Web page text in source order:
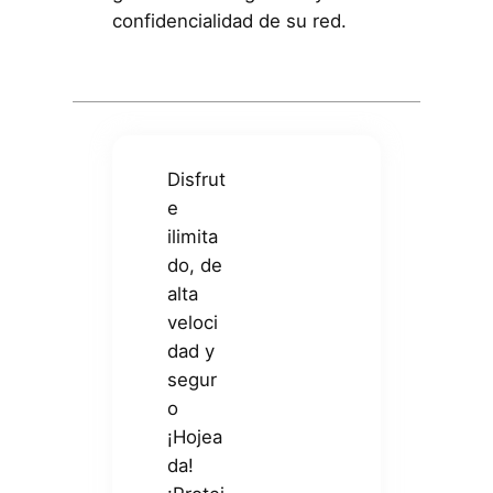
confidencialidad de su red.
Disfrut
e
ilimita
do, de
alta
veloci
dad y
segur
o
¡Hojea
da!